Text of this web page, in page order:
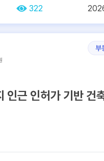
322
부
인근 인허가 기반 건